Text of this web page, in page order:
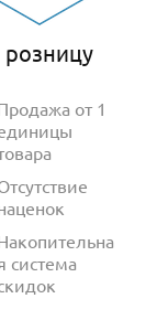
розницу
от 1
система